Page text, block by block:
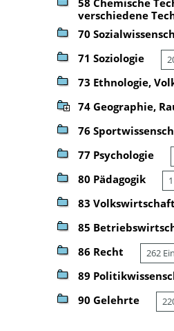
58 Chemische
verschiedene
70
71 Soziologie
73 Ethnologie,
74 Geographie,
76
77 Psychologie
80 Pädagogik
83 Volkswirtschaft
85
86 Recht 262
89
90 Gelehrte